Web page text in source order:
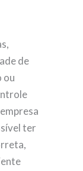
de
ou
ter